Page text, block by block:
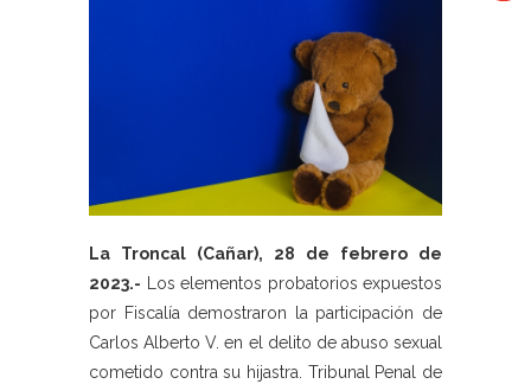
La Troncal (Cañar), 28 de febrero de
2023.- Los elementos probatorios expuestos
por Fiscalía demostraron la participación de
Carlos Alberto V. en el delito de abuso sexual
cometido contra su hijastra. Tribunal Penal de